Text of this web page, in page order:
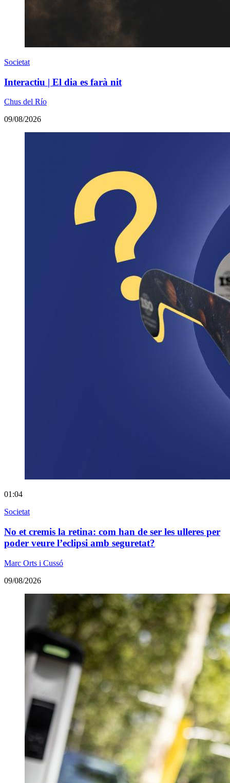
Societat
Interactiu | El dia es farà nit
Chus del Río
09/08/2026
01:04
Societat
No et cremis la retina: com han de ser les ulleres per
poder veure l’eclipsi amb seguretat?
Marc Orts i Cussó
09/08/2026